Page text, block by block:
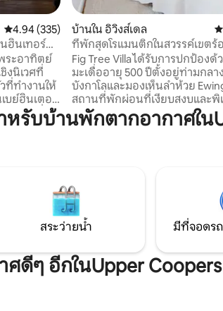
คะแนนเฉลี่ย 4.94 จาก 5, 335 รีวิว
4.94 (335)
นฮินเทอร์
ระอาทิตย์
ที่ทำงานให้
บย์ฮินเตอร์
นกรีตที่ได้
าติคานไม้
และ
วก
บ้านใน อิวิงส์เดล ค
ที่พักสุดโรแมนติกในสวรรค์เขตร้
Fig Tree Villa ได้รับการปกป้องด้
มะเดื่ออายุ 500 ปีตั้งอยู่ท่ามกล
บังกาโลและมองเห็นลำห้วย
สถานที่พักผ่อนที่เงียบสงบและพิ
สมบูรณ์แบบ ขับรถเพียง 5 นาทีจ
ร้านอาหารและแหล่งช้อปปิ้งของ
รวมถึงเน็ตฟลิกซ์ในวิลล่าเดี่ยวสุ
คุณจะมีพื้นที่กว่า 2 เอเคอร์และล
สำหรับตัวคุณเอง
รับบ้านพักตากอากาศใน
สระว่ายน้ำ มีที่จอดร
ดีๆ อีกในUpper